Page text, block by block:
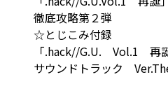
徹底攻略第２弾
☆とじこみ付録
「.hack//G.U. Vol.1 再誕
サウンドトラック